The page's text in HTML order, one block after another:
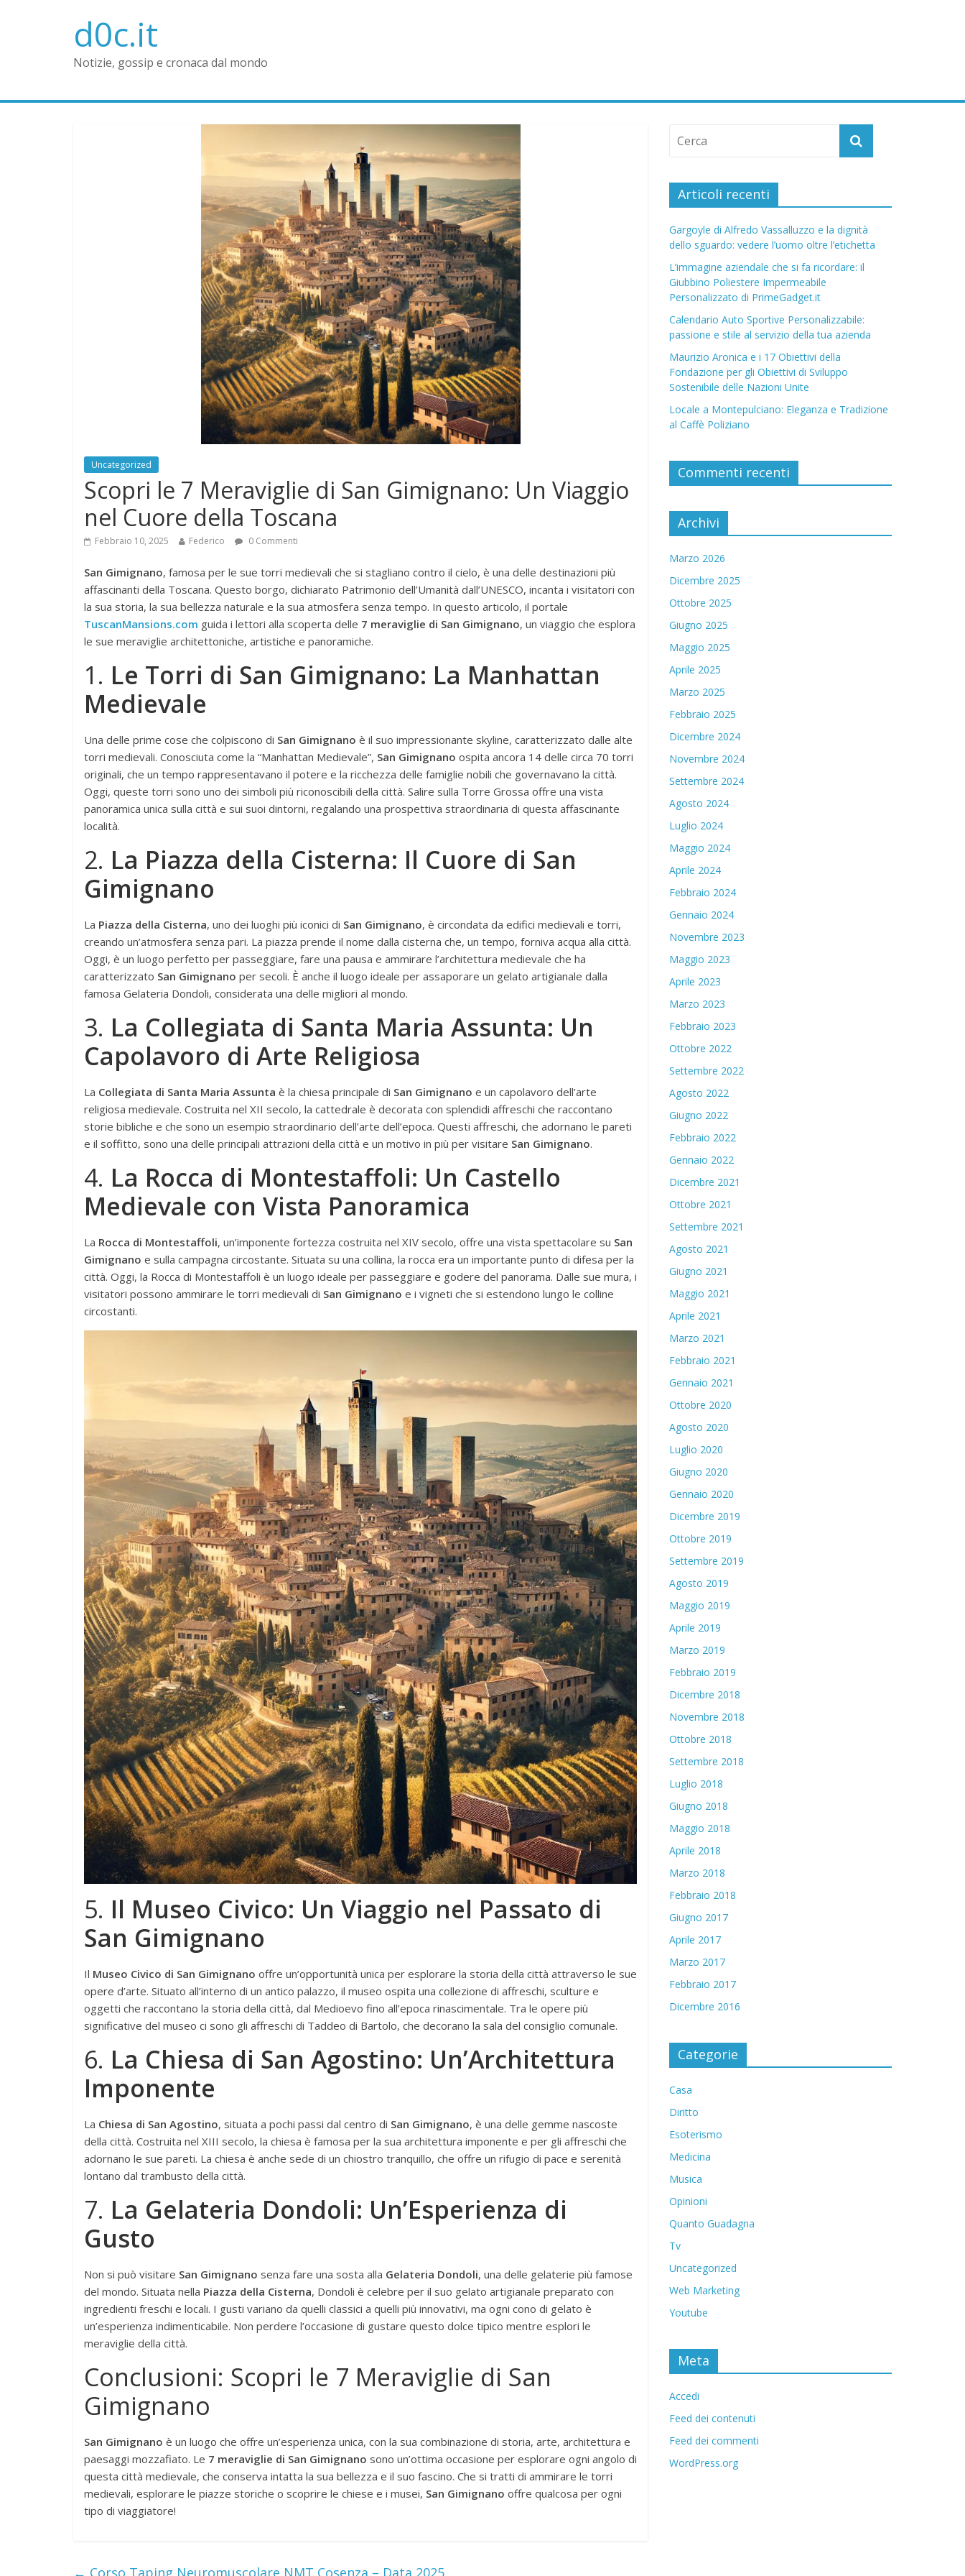
d0c.it
Notizie, gossip e cronaca dal mondo
Uncategorized
Scopri le 7 Meraviglie di San Gimignano: Un Viaggio
nel Cuore della Toscana
Febbraio 10, 2025 Federico 0 Commenti
San Gimignano, famosa per le sue torri medievali che si stagliano contro il cielo, è una delle destinazioni più
affascinanti della Toscana. Questo borgo, dichiarato Patrimonio dell’Umanità dall’UNESCO, incanta i visitatori con
la sua storia, la sua bellezza naturale e la sua atmosfera senza tempo. In questo articolo, il portale
TuscanMansions.com guida i lettori alla scoperta delle 7 meraviglie di San Gimignano, un viaggio che esplora
le sue meraviglie architettoniche, artistiche e panoramiche.
1. Le Torri di San Gimignano: La Manhattan
Medievale
Una delle prime cose che colpiscono di San Gimignano è il suo impressionante skyline, caratterizzato dalle alte
torri medievali. Conosciuta come la “Manhattan Medievale”, San Gimignano ospita ancora 14 delle circa 70 torri
originali, che un tempo rappresentavano il potere e la ricchezza delle famiglie nobili che governavano la città.
Oggi, queste torri sono uno dei simboli più riconoscibili della città. Salire sulla Torre Grossa offre una vista
panoramica unica sulla città e sui suoi dintorni, regalando una prospettiva straordinaria di questa affascinante
località.
2. La Piazza della Cisterna: Il Cuore di San
Gimignano
La Piazza della Cisterna, uno dei luoghi più iconici di San Gimignano, è circondata da edifici medievali e torri,
creando un’atmosfera senza pari. La piazza prende il nome dalla cisterna che, un tempo, forniva acqua alla città.
Oggi, è un luogo perfetto per passeggiare, fare una pausa e ammirare l’architettura medievale che ha
caratterizzato San Gimignano per secoli. È anche il luogo ideale per assaporare un gelato artigianale dalla
famosa Gelateria Dondoli, considerata una delle migliori al mondo.
3. La Collegiata di Santa Maria Assunta: Un
Capolavoro di Arte Religiosa
La Collegiata di Santa Maria Assunta è la chiesa principale di San Gimignano e un capolavoro dell’arte
religiosa medievale. Costruita nel XII secolo, la cattedrale è decorata con splendidi affreschi che raccontano
storie bibliche e che sono un esempio straordinario dell’arte dell’epoca. Questi affreschi, che adornano le pareti
e il soffitto, sono una delle principali attrazioni della città e un motivo in più per visitare San Gimignano.
4. La Rocca di Montestaffoli: Un Castello
Medievale con Vista Panoramica
La Rocca di Montestaffoli, un’imponente fortezza costruita nel XIV secolo, offre una vista spettacolare su San
Gimignano e sulla campagna circostante. Situata su una collina, la rocca era un importante punto di difesa per la
città. Oggi, la Rocca di Montestaffoli è un luogo ideale per passeggiare e godere del panorama. Dalle sue mura, i
visitatori possono ammirare le torri medievali di San Gimignano e i vigneti che si estendono lungo le colline
circostanti.
5. Il Museo Civico: Un Viaggio nel Passato di
San Gimignano
Il Museo Civico di San Gimignano offre un’opportunità unica per esplorare la storia della città attraverso le sue
opere d’arte. Situato all’interno di un antico palazzo, il museo ospita una collezione di affreschi, sculture e
oggetti che raccontano la storia della città, dal Medioevo fino all’epoca rinascimentale. Tra le opere più
significative del museo ci sono gli affreschi di Taddeo di Bartolo, che decorano la sala del consiglio comunale.
6. La Chiesa di San Agostino: Un’Architettura
Imponente
La Chiesa di San Agostino, situata a pochi passi dal centro di San Gimignano, è una delle gemme nascoste
della città. Costruita nel XIII secolo, la chiesa è famosa per la sua architettura imponente e per gli affreschi che
adornano le sue pareti. La chiesa è anche sede di un chiostro tranquillo, che offre un rifugio di pace e serenità
lontano dal trambusto della città.
7. La Gelateria Dondoli: Un’Esperienza di
Gusto
Non si può visitare San Gimignano senza fare una sosta alla Gelateria Dondoli, una delle gelaterie più famose
del mondo. Situata nella Piazza della Cisterna, Dondoli è celebre per il suo gelato artigianale preparato con
ingredienti freschi e locali. I gusti variano da quelli classici a quelli più innovativi, ma ogni cono di gelato è
un’esperienza indimenticabile. Non perdere l’occasione di gustare questo dolce tipico mentre esplori le
meraviglie della città.
Conclusioni: Scopri le 7 Meraviglie di San
Gimignano
San Gimignano è un luogo che offre un’esperienza unica, con la sua combinazione di storia, arte, architettura e
paesaggi mozzafiato. Le 7 meraviglie di San Gimignano sono un’ottima occasione per esplorare ogni angolo di
questa città medievale, che conserva intatta la sua bellezza e il suo fascino. Che si tratti di ammirare le torri
medievali, esplorare le piazze storiche o scoprire le chiese e i musei, San Gimignano offre qualcosa per ogni
tipo di viaggiatore!
← Corso Taping Neuromuscolare NMT Cosenza – Data 2025
Articoli recenti
Gargoyle di Alfredo Vassalluzzo e la dignità
dello sguardo: vedere l’uomo oltre l’etichetta
L’immagine aziendale che si fa ricordare: il
Giubbino Poliestere Impermeabile
Personalizzato di PrimeGadget.it
Calendario Auto Sportive Personalizzabile:
passione e stile al servizio della tua azienda
Maurizio Aronica e i 17 Obiettivi della
Fondazione per gli Obiettivi di Sviluppo
Sostenibile delle Nazioni Unite
Locale a Montepulciano: Eleganza e Tradizione
al Caffè Poliziano
Commenti recenti
Archivi
Marzo 2026
Dicembre 2025
Ottobre 2025
Giugno 2025
Maggio 2025
Aprile 2025
Marzo 2025
Febbraio 2025
Dicembre 2024
Novembre 2024
Settembre 2024
Agosto 2024
Luglio 2024
Maggio 2024
Aprile 2024
Febbraio 2024
Gennaio 2024
Novembre 2023
Maggio 2023
Aprile 2023
Marzo 2023
Febbraio 2023
Ottobre 2022
Settembre 2022
Agosto 2022
Giugno 2022
Febbraio 2022
Gennaio 2022
Dicembre 2021
Ottobre 2021
Settembre 2021
Agosto 2021
Giugno 2021
Maggio 2021
Aprile 2021
Marzo 2021
Febbraio 2021
Gennaio 2021
Ottobre 2020
Agosto 2020
Luglio 2020
Giugno 2020
Gennaio 2020
Dicembre 2019
Ottobre 2019
Settembre 2019
Agosto 2019
Maggio 2019
Aprile 2019
Marzo 2019
Febbraio 2019
Dicembre 2018
Novembre 2018
Ottobre 2018
Settembre 2018
Luglio 2018
Giugno 2018
Maggio 2018
Aprile 2018
Marzo 2018
Febbraio 2018
Giugno 2017
Aprile 2017
Marzo 2017
Febbraio 2017
Dicembre 2016
Categorie
Casa
Diritto
Esoterismo
Medicina
Musica
Opinioni
Quanto Guadagna
Tv
Uncategorized
Web Marketing
Youtube
Meta
Accedi
Feed dei contenuti
Feed dei commenti
WordPress.org